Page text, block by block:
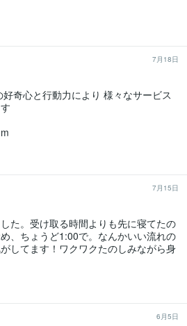
7月18日
奇心と行動力により 様々なサービス
7月15日
た。受け取る時間よりも先に寝てたの
、ちょうど1:00で。なんかいい流れの
してます！ワクワクたのしみながら身
6月5日